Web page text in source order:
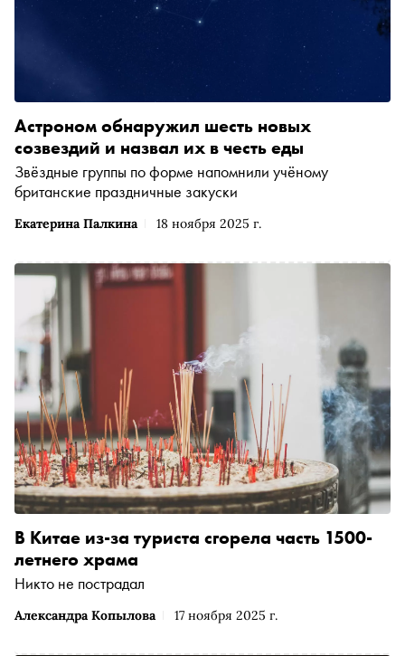
Екатерина Палкина 18 ноября 2025 г.
Астроном обнаружил шесть новых
созвездий и назвал их в честь еды
Звёздные группы по форме напомнили учёному
британские праздничные закуски
Александра Копылова 17 ноября 2025 г.
В Китае из-за туриста сгорела часть 1500-
летнего храма
Никто не пострадал